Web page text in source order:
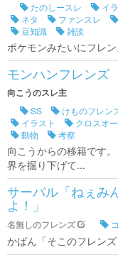
たのしースレ イ
ネタ
ファンスレ
豆知識
雑談
ポケモンみたいにフレ
モンハンフレンズ
向こうのスレ主
SS けものフレン
イラスト
クロスオ
動物
考察
向こうからの移籍です
界を掘り下げて...
サーバル「ねぇみ
よ！」
名無しのフレンズ
かばん「そこのフレン